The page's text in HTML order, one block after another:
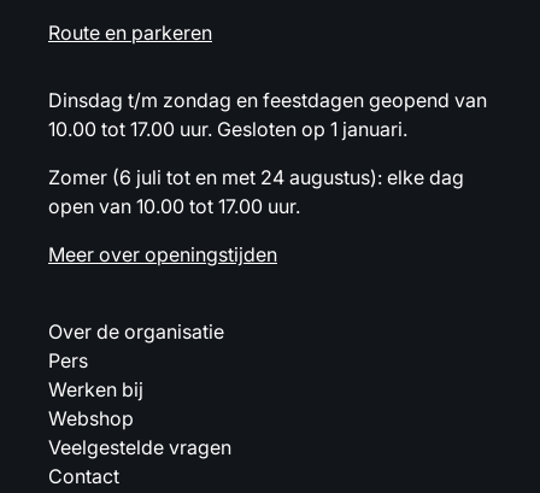
Route en parkeren
Dinsdag t/m zondag en feestdagen geopend van
10.00 tot 17.00 uur. Gesloten op 1 januari.
Zomer (6 juli tot en met 24 augustus): elke dag
open van 10.00 tot 17.00 uur.
Meer over openingstijden
Over de organisatie
Pers
Werken bij
Webshop
Veelgestelde vragen
Contact